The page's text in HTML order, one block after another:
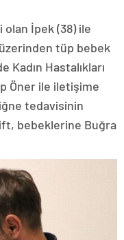
olan İpek (38) ile
tüp bebek
Kadın Hastalıkları
Öner ile iletişime
tedavisinin
bebeklerine Buğra